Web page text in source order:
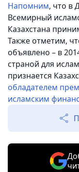
Напомним, что в
Всемирный
Казахстана
Также отметим,
объявлено – в
страной для
признается
обладателем
исламским